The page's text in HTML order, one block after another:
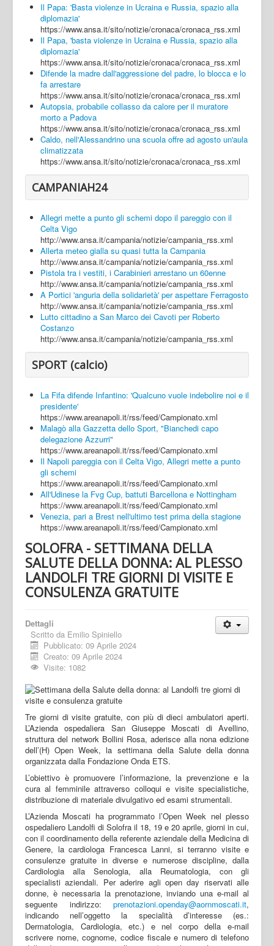
Napoli
Salerno
Login
Il Papa: 'Basta violenze in Ucraina e Russia, spazio alla
diplomazia'
https://www.ansa.it/sito/notizie/cronaca/cronaca_rss.xml
Il Papa, 'basta violenze in Ucraina e Russia, spazio alla
diplomazia'
https://www.ansa.it/sito/notizie/cronaca/cronaca_rss.xml
Difende la madre dall'aggressione del padre, lo blocca e lo
fa arrestare
https://www.ansa.it/sito/notizie/cronaca/cronaca_rss.xml
Autopsia, probabile collasso da calore per il muratore
morto a Padova
https://www.ansa.it/sito/notizie/cronaca/cronaca_rss.xml
Caldo, nell'Alessandrino una scuola offre ad agosto un'aula
climatizzata
https://www.ansa.it/sito/notizie/cronaca/cronaca_rss.xml
CAMPANIAH24
Allegri mette a punto gli schemi dopo il pareggio con il
Celta Vigo
http://www.ansa.it/campania/notizie/campania_rss.xml
Allerta meteo gialla su quasi tutta la Campania
http://www.ansa.it/campania/notizie/campania_rss.xml
Pistola tra i vestiti, i Carabinieri arrestano un 60enne
http://www.ansa.it/campania/notizie/campania_rss.xml
A Portici 'anguria della solidarietà' per aspettare Ferragosto
http://www.ansa.it/campania/notizie/campania_rss.xml
Lutto cittadino a San Marco dei Cavoti per Roberto
Costanzo
http://www.ansa.it/campania/notizie/campania_rss.xml
SPORT (calcio)
La Fifa difende Infantino: 'Qualcuno vuole indebolire noi e il
presidente'
https://www.areanapoli.it/rss/feed/Campionato.xml
Malagò alla Gazzetta dello Sport, "Bianchedi capo
delegazione Azzurri"
https://www.areanapoli.it/rss/feed/Campionato.xml
Il Napoli pareggia con il Celta Vigo, Allegri mette a punto
gli schemi
https://www.areanapoli.it/rss/feed/Campionato.xml
All'Udinese la Fvg Cup, battuti Barcellona e Nottingham
https://www.areanapoli.it/rss/feed/Campionato.xml
Venezia, pari a Brest nell'ultimo test prima della stagione
https://www.areanapoli.it/rss/feed/Campionato.xml
SOLOFRA - SETTIMANA DELLA
SALUTE DELLA DONNA: AL PLESSO
LANDOLFI TRE GIORNI DI VISITE E
CONSULENZA GRATUITE
Dettagli
Scritto da Emilio Spiniello
Pubblicato: 09 Aprile 2024
Creato: 09 Aprile 2024
Visite: 1082
Tre giorni di visite gratuite, con più di dieci ambulatori aperti.
L’Azienda ospedaliera San Giuseppe Moscati di Avellino,
struttura del network Bollini Rosa, aderisce alla nona edizione
dell’(H) Open Week, la settimana della Salute della donna
organizzata dalla Fondazione Onda ETS.
L’obiettivo è promuovere l’informazione, la prevenzione e la
cura al femminile attraverso colloqui e visite specialistiche,
distribuzione di materiale divulgativo ed esami strumentali.
L’Azienda Moscati ha programmato l’Open Week nel plesso
ospedaliero Landolfi di Solofra il 18, 19 e 20 aprile, giorni in cui,
con il coordinamento della referente aziendale della Medicina di
Genere, la cardiologa Francesca Lanni, si terranno visite e
consulenze gratuite in diverse e numerose discipline, dalla
Cardiologia alla Senologia, alla Reumatologia, con gli
specialisti aziendali. Per aderire agli open day riservati alle
donne, è necessaria la prenotazione, inviando una e-mail al
seguente indirizzo: prenotazioni.openday@aornmoscati.it,
indicando nell’oggetto la specialità d’interesse (es.:
Dermatologia, Cardiologia, etc.) e nel corpo della e-mail
scrivere nome, cognome, codice fiscale e numero di telefono